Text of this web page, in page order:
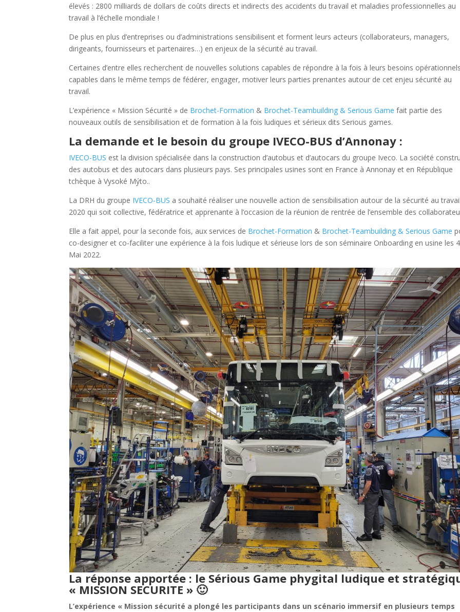
élevés : 2800 milliards de dollars de coûts directs et indirects des accidents du travail et maladies professionnelles au
travail à l’échelle mondiale !
De plus en plus d’entreprises ou d’administrations sensibilisent et forment leurs acteurs (collaborateurs, managers,
dirigeants, fournisseurs et partenaires…) en enjeux de la sécurité au travail.
Certaines d’entre elles recherchent de nouvelles solutions capables de répondre à la fois à leurs besoins
capables dans le même temps de fédérer, engager, motiver leurs parties prenantes autour de cet enjeu sécurité au
travail.
L’expérience « Mission Sécurité » de Brochet-Formation & Brochet-Teambuilding & Serious Game fait partie des
nouveaux outils de sensibilisation et de formation à la fois ludiques et sérieux dits Serious games.
La demande et le besoin du groupe IVECO-BUS d’Annonay :
IVECO-BUS est la division spécialisée dans la construction d’autobus et d’autocars du groupe Iveco. La société
des autobus et des autocars dans plusieurs pays. Ses principales usines sont en France à Annonay et en République
tchèque à Vysoké Mýto..
La DRH du groupe IVECO-BUS a souhaité réaliser une nouvelle action de sensibilisation autour de la sécurité au
2020 qui soit collective, fédératrice et apprenante à l’occasion de la réunion de rentrée de l’ensemble des
Elle a fait appel, pour la seconde fois, aux services de Brochet-Formation & Brochet-Teambuilding & Serious Game
co-designer et co-faciliter une expérience à la fois ludique et sérieuse lors de son séminaire Onboarding en usine les
Mai 2022.
La réponse apportée : le Sérious Game phygital ludique et
« MISSION SECURITE » 🙂
L’expérience « Mission sécurité a plongé les participants dans un scénario immersif en plusieurs temps